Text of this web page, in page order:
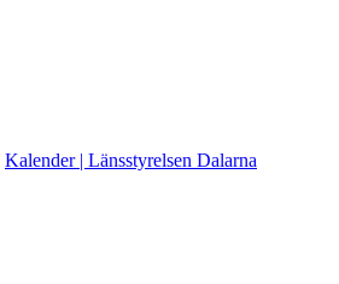
Kalender | Länsstyrelsen Dalarna